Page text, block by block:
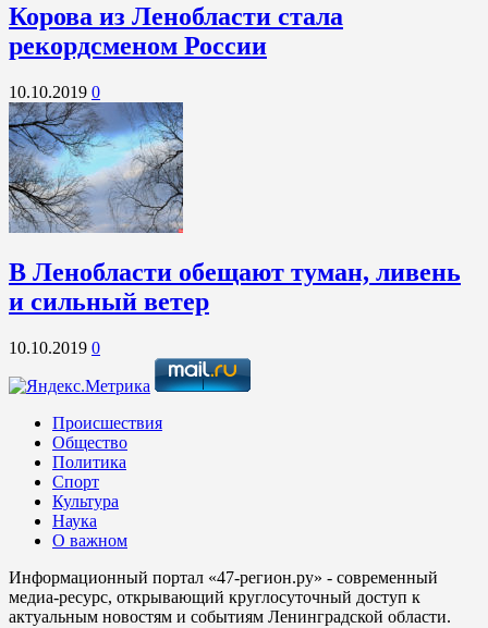
Корова из Ленобласти стала
рекордсменом России
10.10.2019 0
В Ленобласти обещают туман, ливень
и сильный ветер
10.10.2019 0
Происшествия
Общество
Политика
Спорт
Культура
Наука
О важном
Информационный портал «47-регион.ру» - современный
медиа-ресурс, открывающий круглосуточный доступ к
актуальным новостям и событиям Ленинградской области.